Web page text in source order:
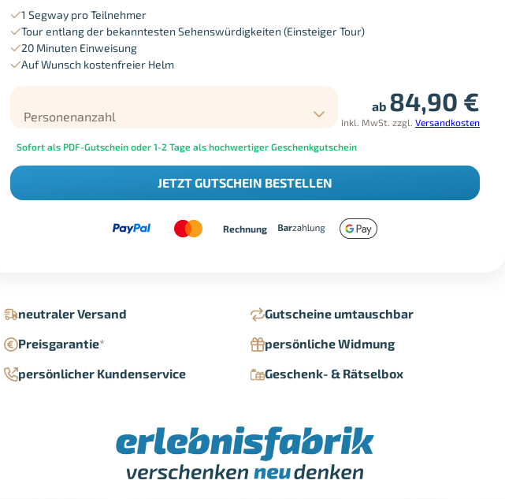
1 Segway pro Teilnehmer
Tour entlang der bekanntesten Sehenswürdigkeiten (Einsteiger Tour)
20 Minuten Einweisung
Auf Wunsch kostenfreier Helm
Personenanzahl
ab 84,90 €
inkl. MwSt. zzgl. Versandkosten
Sofort als PDF-Gutschein oder 1-2 Tage als hochwertiger Geschenkgutschein
JETZT GUTSCHEIN BESTELLEN
Rechnung
neutraler Versand
Gutscheine umtauschbar
Preisgarantie*
persönliche Widmung
persönlicher Kundenservice
Geschenk- & Rätselbox